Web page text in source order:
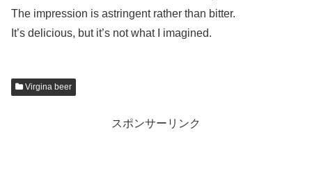
The impression is astringent rather than bitter.
It’s delicious, but it’s not what I imagined.
Virgina beer
スポンサーリンク